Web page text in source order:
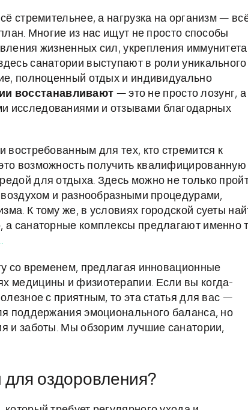
стремительнее, а нагрузка на организм —
Многие из нас ищут не просто способы
жизненных сил, укрепления
санатории выступают в роли уникального
полноценный отдых и индивидуально
восстанавливают — это не просто лозунг, а
исследованиями и отзывами благодарных
востребованным для тех, кто стремится к
возможность получить квалифицированную
для отдыха. Здесь можно не только
и разнообразными процедурами,
К тому же, в условиях городской суеты
санаторные комплексы предлагают именно
со временем, предлагая инновационные
медицины и физиотерапии. Если вы когда-
с приятным, то эта статья для вас —
поддержания эмоционального баланса, но
и заботы. Мы обзорим лучшие санатории,
оздоровления?